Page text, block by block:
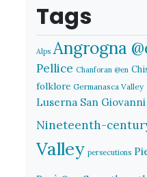
Tags
Alps Angrogna
Pellice Chanforan @en
folklore Germanasca Valley
Luserna San Giovanni
Nineteenth-
Valley persecutions